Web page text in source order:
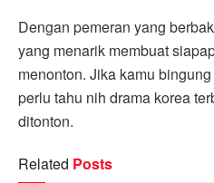
Dengan pemeran yang
yang menarik membuat
menonton. Jika kamu
perlu tahu nih drama korea
ditonton.
Related Posts